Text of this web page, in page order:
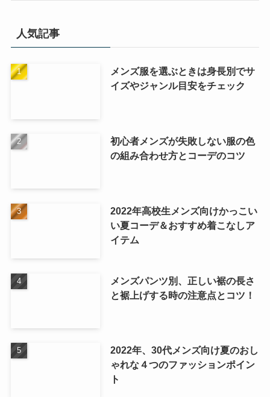
人気記事
メンズ服を選ぶときは身長別でサ
イズやジャンル目安をチェック
初心者メンズが失敗しない服の色
の組み合わせ方とコーデのコツ
2022年高校生メンズ向けかっこい
い夏コーデ＆おすすめ着こなしア
イテム
メンズパンツ別、正しい裾の長さ
と裾上げする時の注意点とコツ！
2022年、30代メンズ向け夏のおし
ゃれな４つのファッションポイン
ト